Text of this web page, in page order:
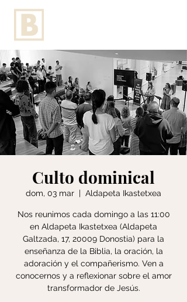
Culto dominical
dom, 03 mar
  |
Aldapeta Ikastetxea
Nos reunimos cada domingo a las 11:00
en Aldapeta Ikastetxea (Aldapeta
Galtzada, 17, 20009 Donostia) para la
enseñanza de la Biblia, la oración, la
adoración y el compañerismo. Ven a
conocernos y a reflexionar sobre el amor
transformador de Jesús.